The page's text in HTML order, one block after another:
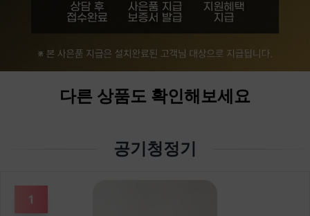
다른 상품도 확인해보세요
공기청정기
1